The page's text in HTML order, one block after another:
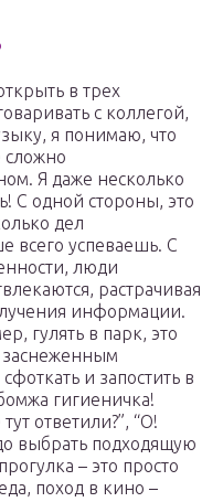
в трех
с коллегой,
я понимаю, что
сложно
Я даже несколько
С одной стороны, это
дел
всего успеваешь. С
люди
растрачивая
информации.
гулять в парк, это
заснеженным
и запостить в
гигиеничка!
ответили?”, “О!
выбрать подходящую
– это просто
поход в кино –